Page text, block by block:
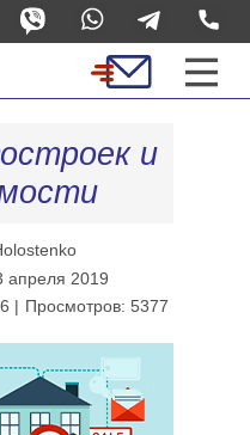
и
апреля 2019
Просмотров: 5377